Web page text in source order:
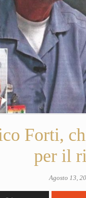
Forti,
per il
Agosto 13,